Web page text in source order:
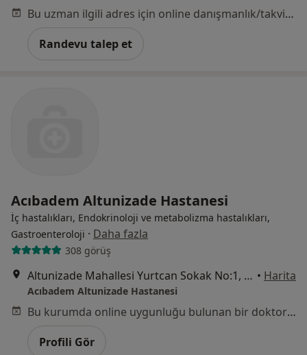
Bu uzman ilgili adres için online danışmanlık/takvim sunmuyor.
Randevu talep et
Acıbadem Altunizade Hastanesi
İç hastalıkları, Endokrinoloji ve metabolizma hastalıkları,
Gastroenteroloji · Daha fazla
308 görüş
Altunizade Mahallesi Yurtcan Sokak No:1, Üsküdar • Harita
Acıbadem Altunizade Hastanesi
Bu kurumda online uygunluğu bulunan bir doktor veya uzman bulunamadı
Profili Gör